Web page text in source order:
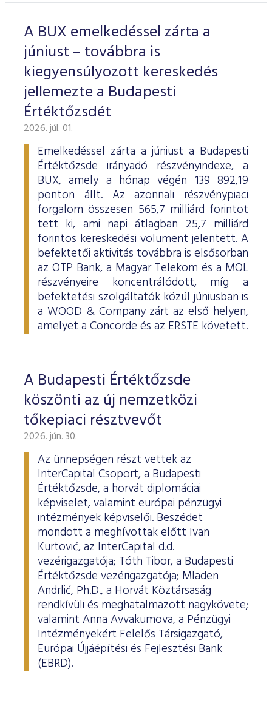
A BUX emelkedéssel zárta a
júniust – továbbra is
kiegyensúlyozott kereskedés
jellemezte a Budapesti
Értéktőzsdét
2026. júl. 01.
Emelkedéssel zárta a júniust a Budapesti
Értéktőzsde irányadó részvényindexe, a
BUX, amely a hónap végén 139 892,19
ponton állt. Az azonnali részvénypiaci
forgalom összesen 565,7 milliárd forintot
tett ki, ami napi átlagban 25,7 milliárd
forintos kereskedési volument jelentett. A
befektetői aktivitás továbbra is elsősorban
az OTP Bank, a Magyar Telekom és a MOL
részvényeire koncentrálódott, míg a
befektetési szolgáltatók közül júniusban is
a WOOD & Company zárt az első helyen,
amelyet a Concorde és az ERSTE követett.
A Budapesti Értéktőzsde
köszönti az új nemzetközi
tőkepiaci résztvevőt
2026. jún. 30.
Az ünnepségen részt vettek az
InterCapital Csoport, a Budapesti
Értéktőzsde, a horvát diplomáciai
képviselet, valamint európai pénzügyi
intézmények képviselői. Beszédet
mondott a meghívottak előtt Ivan
Kurtović, az InterCapital d.d.
vezérigazgatója; Tóth Tibor, a Budapesti
Értéktőzsde vezérigazgatója; Mladen
Andrlić, Ph.D., a Horvát Köztársaság
rendkívüli és meghatalmazott nagykövete;
valamint Anna Avvakumova, a Pénzügyi
Intézményekért Felelős Társigazgató,
Európai Újjáépítési és Fejlesztési Bank
(EBRD).